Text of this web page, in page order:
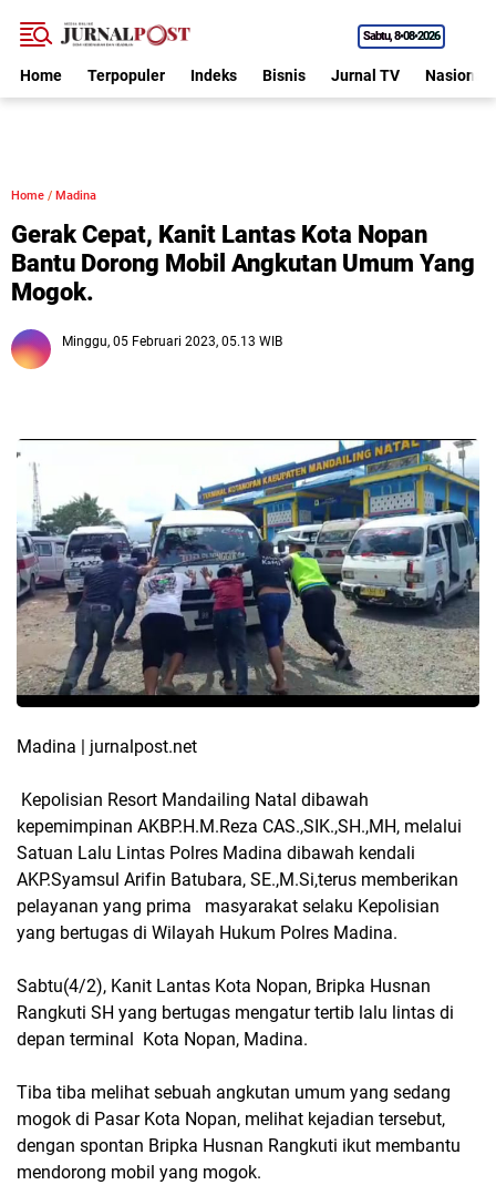
Sabtu 8•08•2026
Home Terpopuler Indeks Bisnis Jurnal TV Nasional
Home / Madina
Gerak Cepat, Kanit Lantas Kota Nopan
Bantu Dorong Mobil Angkutan Umum Yang
Mogok.
Minggu, 05 Februari 2023, 05.13 WIB
Madina | jurnalpost.net
Kepolisian Resort Mandailing Natal dibawah
kepemimpinan AKBP.H.M.Reza CAS.,SIK.,SH.,MH, melalui
Satuan Lalu Lintas Polres Madina dibawah kendali
AKP.Syamsul Arifin Batubara, SE.,M.Si,terus memberikan
pelayanan yang prima masyarakat selaku Kepolisian
yang bertugas di Wilayah Hukum Polres Madina.
Sabtu(4/2), Kanit Lantas Kota Nopan, Bripka Husnan
Rangkuti SH yang bertugas mengatur tertib lalu lintas di
depan terminal Kota Nopan, Madina.
Tiba tiba melihat sebuah angkutan umum yang sedang
mogok di Pasar Kota Nopan, melihat kejadian tersebut,
dengan spontan Bripka Husnan Rangkuti ikut membantu
mendorong mobil yang mogok.